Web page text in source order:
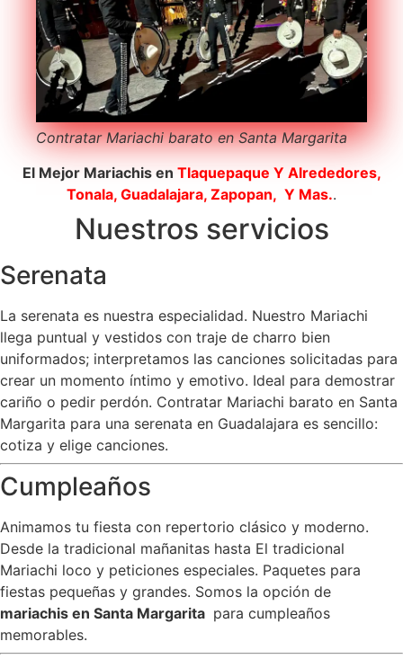
Contratar Mariachi barato en Santa Margarita
El Mejor Mariachis en Tlaquepaque Y Alrededores,
Tonala, Guadalajara, Zapopan, Y Mas..
Nuestros servicios
Serenata
La serenata es nuestra especialidad. Nuestro Mariachi
llega puntual y vestidos con traje de charro bien
uniformados; interpretamos las canciones solicitadas para
crear un momento íntimo y emotivo. Ideal para demostrar
cariño o pedir perdón. Contratar Mariachi barato en Santa
Margarita para una serenata en Guadalajara es sencillo:
cotiza y elige canciones.
Cumpleaños
Animamos tu fiesta con repertorio clásico y moderno.
Desde la tradicional mañanitas hasta El tradicional
Mariachi loco y peticiones especiales. Paquetes para
fiestas pequeñas y grandes. Somos la opción de
mariachis en Santa Margarita para cumpleaños
memorables.